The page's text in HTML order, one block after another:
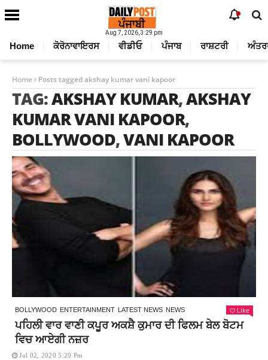
Aug 7, 2026, 3:29 pm
Home ਕੋਰੋਨਾਵਾਇਰਸ ਵੀਡੀਓ ਪੰਜਾਬ ਰਾਸ਼ਟਰੀ
Home Posts tagged akshay kumar vani kapoor
TAG:AKSHAY KUMAR,AKSHAY
KUMAR VANI KAPOOR,
BOLLYWOOD,VANI KAPOOR
BOLLYWOOD ENTERTAINMENT LATEST NEWS NEWS Like
ਪਹਿਲੀ ਵਾਰ ਵਾਣੀ ਕਪੂਰ ਅਕਸ਼ੈ ਕੁਮਾਰ ਦੀ ਫਿਲਮ ਬੇਲ ਬੋਟਮ
ਵਿਚ ਆਏਗੀ ਨਜ਼ਰ
Jul 02, 2020 5:20 Pm